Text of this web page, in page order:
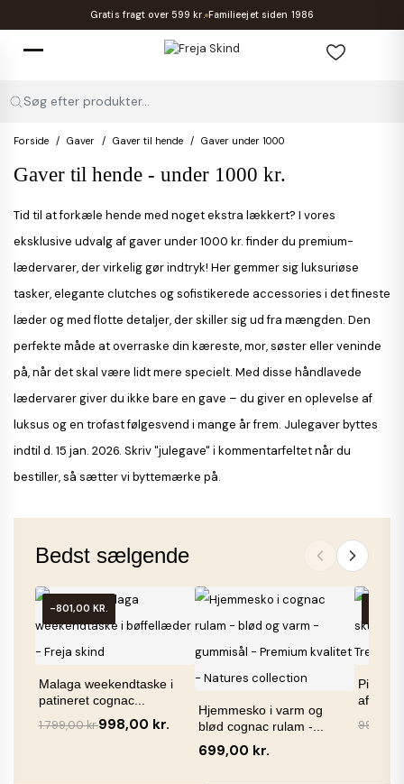
Gratis fragt over 599 kr. Familieejet siden 1986
Søg efter produkter...
Forside Gaver Gaver til hende Gaver under 1000
Gaver til hende - under 1000 kr.
Tid til at forkæle hende med noget ekstra lækkert? I vores
eksklusive udvalg af gaver under 1000 kr. finder du premium-
lædervarer, der virkelig gør indtryk! Her gemmer sig luksuriøse
tasker, elegante clutches og sofistikerede accessories i det fineste
læder og med flotte detaljer, der skiller sig ud fra mængden. Den
perfekte måde at overraske din kæreste, mor, søster eller veninde
på, når det skal være lidt mere specielt. Med disse håndlavede
lædervarer giver du ikke bare en gave – du giver en oplevelse af
luksus og en trofast følgesvend i mange år frem. Julegaver byttes
indtil d. 15 jan. 2026. Skriv "julegave" i kommentarfeltet når du
bestiller, så sætter vi byttemærke på.
Bedst sælgende
-801,00 KR.
Malaga weekendtaske i
patineret cognac...
1.799,00 kr.998,00 kr.
Hjemmesko i varm og
blød cognac rulam -...
699,00 kr.
Pilar
aft.
999,00